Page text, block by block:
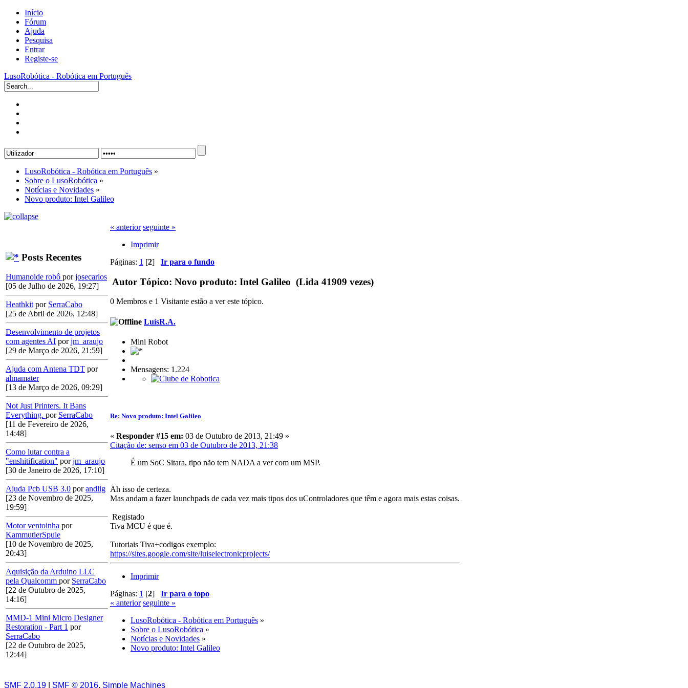
Início
Fórum
Ajuda
Pesquisa
Entrar
Registe-se
LusoRobótica - Robótica em Português
LusoRobótica - Robótica em Português »
Sobre o LusoRobótica »
Notícias e Novidades »
Novo produto: Intel Galileo
Posts Recentes
Humanoide robô porjosecarlos
[05 de Julho de 2026, 19:27]
Heathkit por SerraCabo
[25 de Abril de 2026, 12:48]
Desenvolvimento de projetos
com agentes AI porjm_araujo
[29 de Março de 2026, 21:59]
Ajuda com Antena TDT por
almamater
[13 de Março de 2026, 09:29]
Not Just Printers. It Bans
Everything. por SerraCabo
[11 de Fevereiro de 2026,
14:48]
Como lutar contra a
"enshitification" porjm_araujo
[30 de Janeiro de 2026, 17:10]
Ajuda Pcb USB 3.0 porandlig
[23 de Novembro de 2025,
19:59]
Motor ventoinha por
KammutierSpule
[10 de Novembro de 2025,
20:43]
Aquisição da Arduino LLC
pela Qualcomm por SerraCabo
[22 de Outubro de 2025,
14:16]
MMD-1 Mini Micro Designer
Restoration - Part 1 por
SerraCabo
[22 de Outubro de 2025,
12:44]
« anterior seguinte »
Imprimir
Páginas: 1 [2] Ir para o fundo
Autor Tópico: Novo produto: Intel Galileo (Lida 41909 vezes)
0 Membros e 1 Visitante estão a ver este tópico.
LuísR.A.
Mini Robot
Mensagens: 1.224
Re: Novo produto: Intel Galileo
« Responder #15 em: 03 de Outubro de 2013, 21:49 »
Citação de: senso em 03 de Outubro de 2013, 21:38
É um SoC Sitara, tipo não tem NADA a ver com um MSP.
Ah isso de certeza.
Mas andam a fazer launchpads de cada vez mais tipos dos uControladores que têm e agora mais estas coisas.
Registado
Tiva MCU é que é.
Tutoriais Tiva+codigos exemplo:
https://sites.google.com/site/luiselectronicprojects/
Imprimir
Páginas: 1 [2] Ir para o topo
« anterior seguinte »
LusoRobótica - Robótica em Português »
Sobre o LusoRobótica »
Notícias e Novidades »
Novo produto: Intel Galileo
SMF 2.0.19 SMF © 2016, Simple Machines